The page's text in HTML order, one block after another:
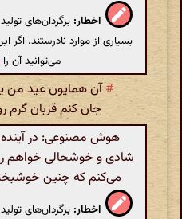
اخطار: برگردان‌های
بسیاری از موارد نادرستند.
می‌توانید آن را
#آن همایون عید من
جان کنم قربان گرم
هوش مصنوعی: در
شادی و خوشحالی خواهم
می‌کنم که چنین
اخطار: برگردان‌های